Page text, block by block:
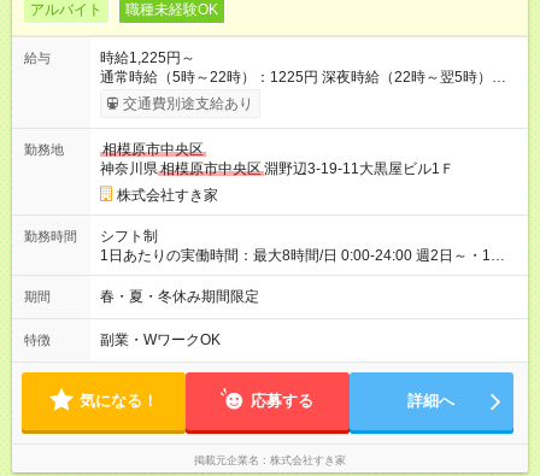
アルバイト 職種未経験OK
給与
時給1,225円～
通常時給（5時～22時）：1225円 深夜時給（22時～翌5時）：
1600円 高校生時給：1225円 【特別手当】早朝手当（5：00-9：
00）時給+150円 【試用期間】試用期間あり 試用期間の長さ：1
30日（※条件変更なし）ですが、切り上げで一ヶ月とさせてい
ただきます。 研修制度あり：15時間(研修中も同時給）
交通費別途支給あり
勤務地
相模原市中央区
神奈川県相模原市中央区淵野辺3-19-11大黒屋ビル1Ｆ
株式会社すき家
勤務時間
シフト制
1日あたりの実働時間：最大8時間/日 0:00-24:00 週2日～・1日
2h～OK ＜シフト例＞ 〇朝帯 5:00-9:00 〇昼帯 9:00-14:00 〇午
後帯 14:00-18:00 〇夜帯 18:00-22:00 〇深夜帯 22:00-翌5:00 基
ます♪
期間 春・夏・冬休み期間限定
特徴 副業・WワークOK
気になる！ 応募する 詳細へ
掲載元企業名 株式会社すき家